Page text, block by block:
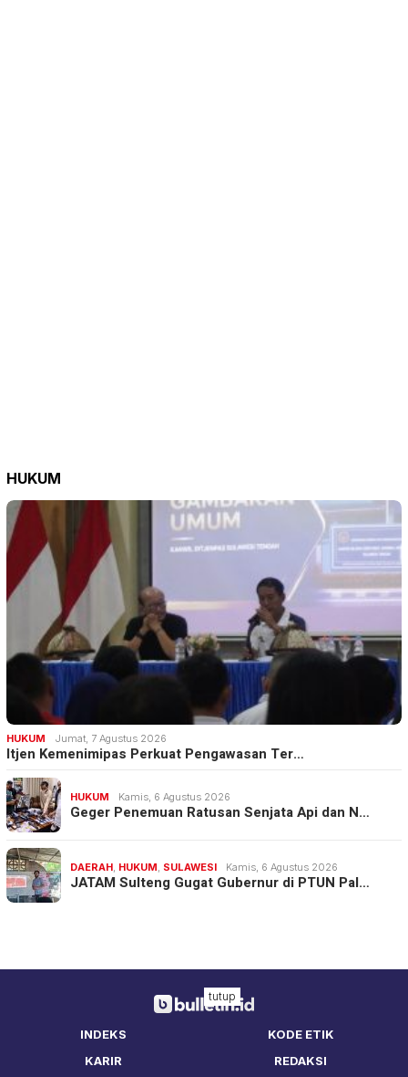
HUKUM
HUKUM Jumat, 7 Agustus 2026
Itjen Kemenimipas Perkuat Pengawasan Ter…
HUKUM Kamis, 6 Agustus 2026
Geger Penemuan Ratusan Senjata Api dan N…
DAERAH, HUKUM, SULAWESI Kamis, 6 Agustus 2026
JATAM Sulteng Gugat Gubernur di PTUN Pal…
INDEKS
KODE ETIK
KARIR
REDAKSI
tutup